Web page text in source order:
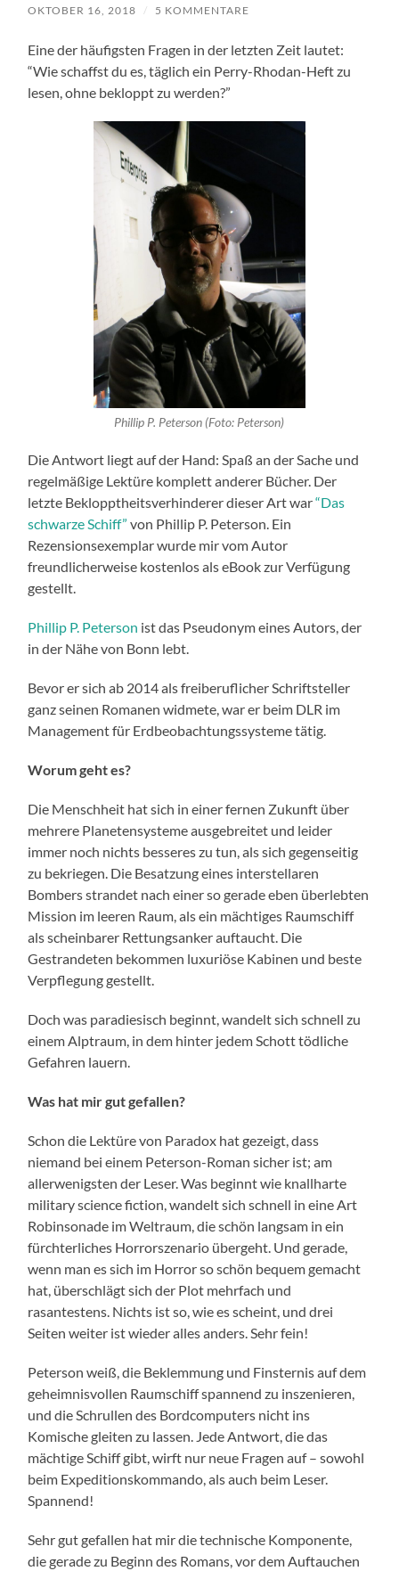
OKTOBER 16, 2018 / 5 KOMMENTARE
Eine der häufigsten Fragen in der letzten Zeit lautet:
“Wie schaffst du es, täglich ein Perry-Rhodan-Heft zu
lesen, ohne bekloppt zu werden?”
Phillip P. Peterson (Foto: Peterson)
Die Antwort liegt auf der Hand: Spaß an der Sache und
regelmäßige Lektüre komplett anderer Bücher. Der
letzte Beklopptheitsverhinderer dieser Art war“Das
schwarze Schiff” von Phillip P. Peterson. Ein
Rezensionsexemplar wurde mir vom Autor
freundlicherweise kostenlos als eBook zur Verfügung
gestellt.
Phillip P. Peterson ist das Pseudonym eines Autors, der
in der Nähe von Bonn lebt.
Bevor er sich ab 2014 als freiberuflicher Schriftsteller
ganz seinen Romanen widmete, war er beim DLR im
Management für Erdbeobachtungssysteme tätig.
Worum geht es?
Die Menschheit hat sich in einer fernen Zukunft über
mehrere Planetensysteme ausgebreitet und leider
immer noch nichts besseres zu tun, als sich gegenseitig
zu bekriegen. Die Besatzung eines interstellaren
Bombers strandet nach einer so gerade eben überlebten
Mission im leeren Raum, als ein mächtiges Raumschiff
als scheinbarer Rettungsanker auftaucht. Die
Gestrandeten bekommen luxuriöse Kabinen und beste
Verpflegung gestellt.
Doch was paradiesisch beginnt, wandelt sich schnell zu
einem Alptraum, in dem hinter jedem Schott tödliche
Gefahren lauern.
Was hat mir gut gefallen?
Schon die Lektüre von Paradox hat gezeigt, dass
niemand bei einem Peterson-Roman sicher ist; am
allerwenigsten der Leser. Was beginnt wie knallharte
military science fiction, wandelt sich schnell in eine Art
Robinsonade im Weltraum, die schön langsam in ein
fürchterliches Horrorszenario übergeht. Und gerade,
wenn man es sich im Horror so schön bequem gemacht
hat, überschlägt sich der Plot mehrfach und
rasantestens. Nichts ist so, wie es scheint, und drei
Seiten weiter ist wieder alles anders. Sehr fein!
Peterson weiß, die Beklemmung und Finsternis auf dem
geheimnisvollen Raumschiff spannend zu inszenieren,
und die Schrullen des Bordcomputers nicht ins
Komische gleiten zu lassen. Jede Antwort, die das
mächtige Schiff gibt, wirft nur neue Fragen auf – sowohl
beim Expeditionskommando, als auch beim Leser.
Spannend!
Sehr gut gefallen hat mir die technische Komponente,
die gerade zu Beginn des Romans, vor dem Auftauchen